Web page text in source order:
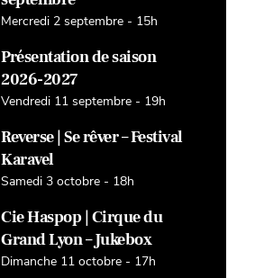
Mercredi 2 septembre - 15h
Présentation de saison
2026-2027
Vendredi 11 septembre - 19h
Reverse | Se rêver – Festival
Karavel
Samedi 3 octobre - 18h
Cie Haspop | Cirque du
Grand Lyon – Jukebox
Dimanche 11 octobre - 17h